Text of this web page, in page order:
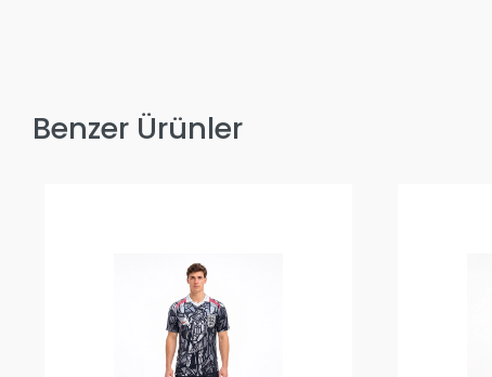
Benzer Ürünler